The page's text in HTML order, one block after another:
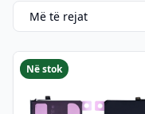
Rendit produktet
Në stok